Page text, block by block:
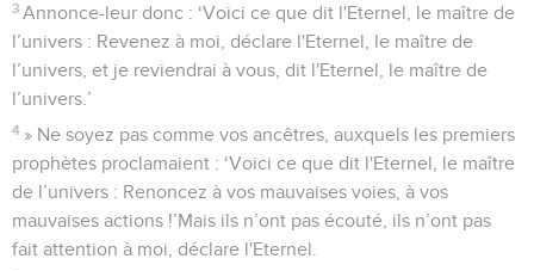
3 Annonce-leur donc : ‘Voici ce que dit l'Eternel, le maître de
l’univers : Revenez à moi, déclare l'Eternel, le maître de
l’univers, et je reviendrai à vous, dit l'Eternel, le maître de
l’univers.’
4 » Ne soyez pas comme vos ancêtres, auxquels les premiers
prophètes proclamaient : ‘Voici ce que dit l'Eternel, le maître
de l’univers : Renoncez à vos mauvaises voies, à vos
mauvaises actions !’Mais ils n’ont pas écouté, ils n’ont pas
fait attention à moi, déclare l'Eternel.